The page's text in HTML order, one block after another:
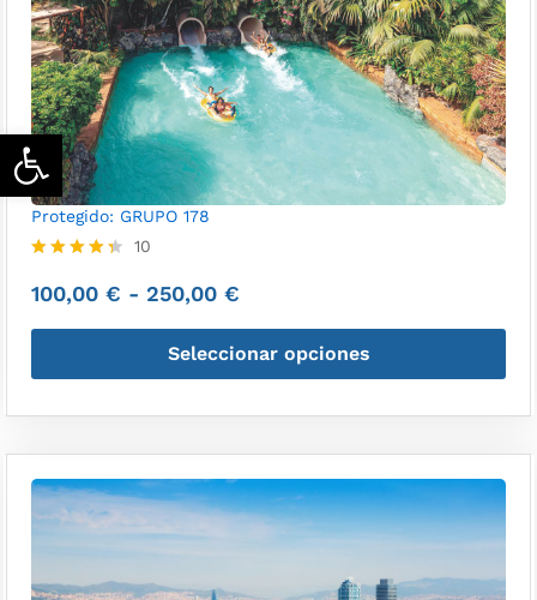
Abrir barra de herramientas
Protegido: GRUPO 178
con
de 5
10
100,00 € - 250,00 €
Seleccionar opciones